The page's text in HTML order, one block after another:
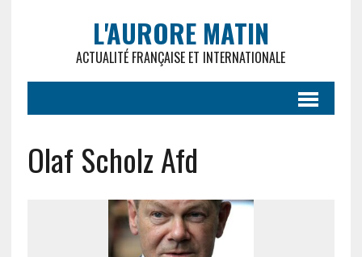
L'AURORE MATIN
ACTUALITÉ FRANÇAISE ET INTERNATIONALE
Olaf Scholz Afd